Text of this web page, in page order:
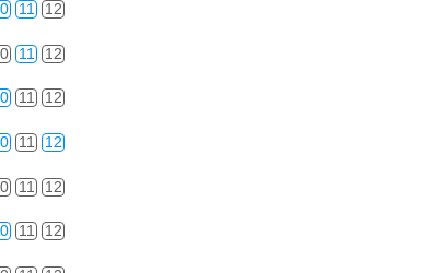
11 12
11 12
11 12
11 12
11 12
11 12